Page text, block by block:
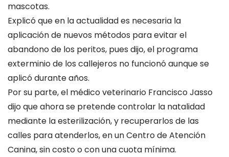
mascotas.
Explicó que en la actualidad es necesaria la
aplicación de nuevos métodos para evitar el
abandono de los peritos, pues dijo, el programa
exterminio de los callejeros no funcionó aunque se
aplicó durante años.
Por su parte, el médico veterinario Francisco Jasso
dijo que ahora se pretende controlar la natalidad
mediante la esterilización, y recuperarlos de las
calles para atenderlos, en un Centro de Atención
Canina, sin costo o con una cuota mínima.